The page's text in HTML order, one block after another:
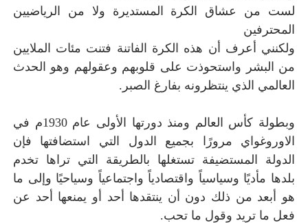
لست من عشاق الكرة المستديرة ولا من الرياضيين
المحترفين
ولكنني أعرف أن هذه الكرة الفاتنة فتنت مئات الملايين
من البشر واستحوذت على قلوبهم وعقولهم وهو الحدث
العالمي الذي ينتظرونه بفارغ الصبر.
وبطولة كأس العالم ومنذ دورتها الأولى عام 1930م في
الاوروغواي مرورًا بجميع الدول التي استضافتها فإن
الدولة المستضيفة تستغلها بالطريقة التي تراها تخدم
بلدها مأديًا وسياسياً واقتصادياً واجتماعياً وسياحيًا وإلى ما
هو أبعد من ذلك دون أن ينتقدها أحد أو يمنعها أحد عن
فعل ما تريد وقول ما تحب.